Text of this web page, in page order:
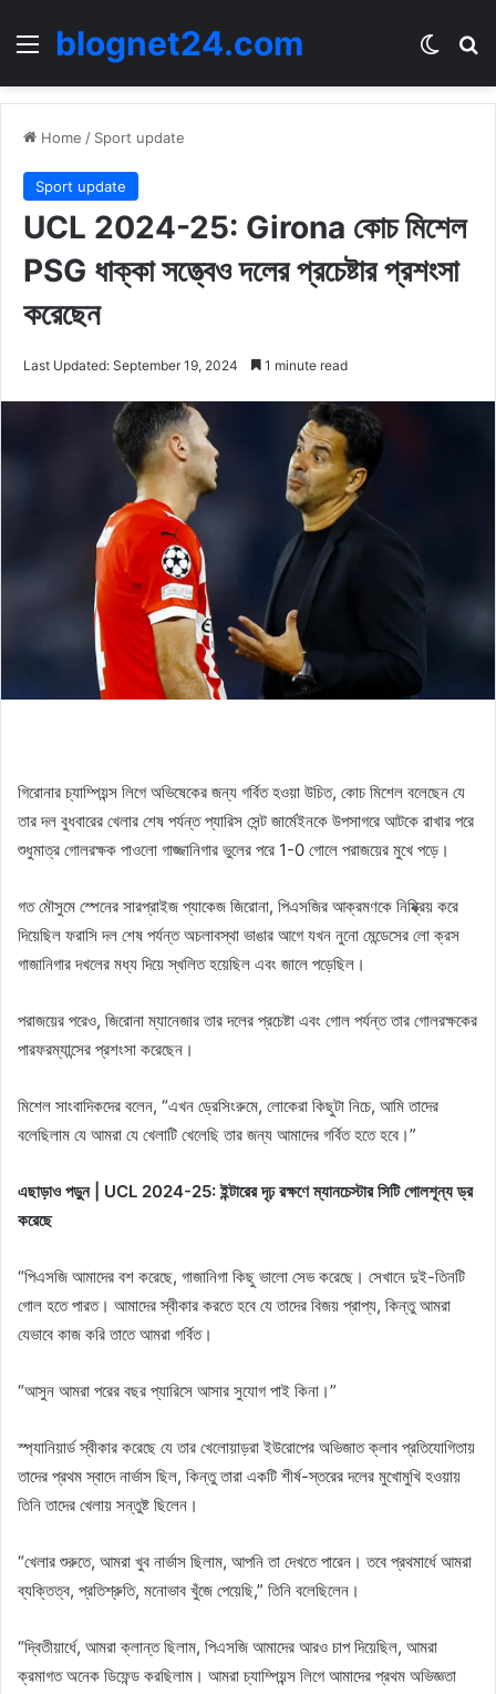
Menublognet24.com
Home / Sport update
Sport update
UCL 2024-25: Girona কোচ মিশেল
PSG ধাক্কা সত্ত্বেও দলের প্রচেষ্টার প্রশংসা
করেছেন
Last Updated: September 19, 2024 1 minute read
গিরোনার চ্যাম্পিয়ন্স লিগে অভিষেকের জন্য গর্বিত হওয়া উচিত, কোচ মিশেল বলেছেন যে
তার দল বুধবারের খেলার শেষ পর্যন্ত প্যারিস সেন্ট জার্মেইনকে উপসাগরে আটকে রাখার পরে
শুধুমাত্র গোলরক্ষক পাওলো গাজ্জানিগার ভুলের পরে 1-0 গোলে পরাজয়ের মুখে পড়ে।
গত মৌসুমে স্পেনের সারপ্রাইজ প্যাকেজ জিরোনা, পিএসজির আক্রমণকে নিষ্ক্রিয় করে
দিয়েছিল ফরাসি দল শেষ পর্যন্ত অচলাবস্থা ভাঙার আগে যখন নুনো মেন্ডেসের লো ক্রস
গাজানিগার দখলের মধ্য দিয়ে স্খলিত হয়েছিল এবং জালে পড়েছিল।
পরাজয়ের পরেও, জিরোনা ম্যানেজার তার দলের প্রচেষ্টা এবং গোল পর্যন্ত তার গোলরক্ষকের
পারফরম্যান্সের প্রশংসা করেছেন।
মিশেল সাংবাদিকদের বলেন, “এখন ড্রেসিংরুমে, লোকেরা কিছুটা নিচে, আমি তাদের
বলেছিলাম যে আমরা যে খেলাটি খেলেছি তার জন্য আমাদের গর্বিত হতে হবে।”
এছাড়াও পড়ুন | UCL 2024-25: ইন্টারের দৃঢ় রক্ষণে ম্যানচেস্টার সিটি গোলশূন্য ড্র
করেছে
“পিএসজি আমাদের বশ করেছে, গাজানিগা কিছু ভালো সেভ করেছে। সেখানে দুই-তিনটি
গোল হতে পারত। আমাদের স্বীকার করতে হবে যে তাদের বিজয় প্রাপ্য, কিন্তু আমরা
যেভাবে কাজ করি তাতে আমরা গর্বিত।
“আসুন আমরা পরের বছর প্যারিসে আসার সুযোগ পাই কিনা।”
স্প্যানিয়ার্ড স্বীকার করেছে যে তার খেলোয়াড়রা ইউরোপের অভিজাত ক্লাব প্রতিযোগিতায়
তাদের প্রথম স্বাদে নার্ভাস ছিল, কিন্তু তারা একটি শীর্ষ-স্তরের দলের মুখোমুখি হওয়ায়
তিনি তাদের খেলায় সন্তুষ্ট ছিলেন।
“খেলার শুরুতে, আমরা খুব নার্ভাস ছিলাম, আপনি তা দেখতে পারেন। তবে প্রথমার্ধে আমরা
ব্যক্তিত্ব, প্রতিশ্রুতি, মনোভাব খুঁজে পেয়েছি,” তিনি বলেছিলেন।
“দ্বিতীয়ার্ধে, আমরা ক্লান্ত ছিলাম, পিএসজি আমাদের আরও চাপ দিয়েছিল, আমরা
ক্রমাগত অনেক ডিফেন্ড করছিলাম। আমরা চ্যাম্পিয়ন্স লিগে আমাদের প্রথম অভিজ্ঞতা